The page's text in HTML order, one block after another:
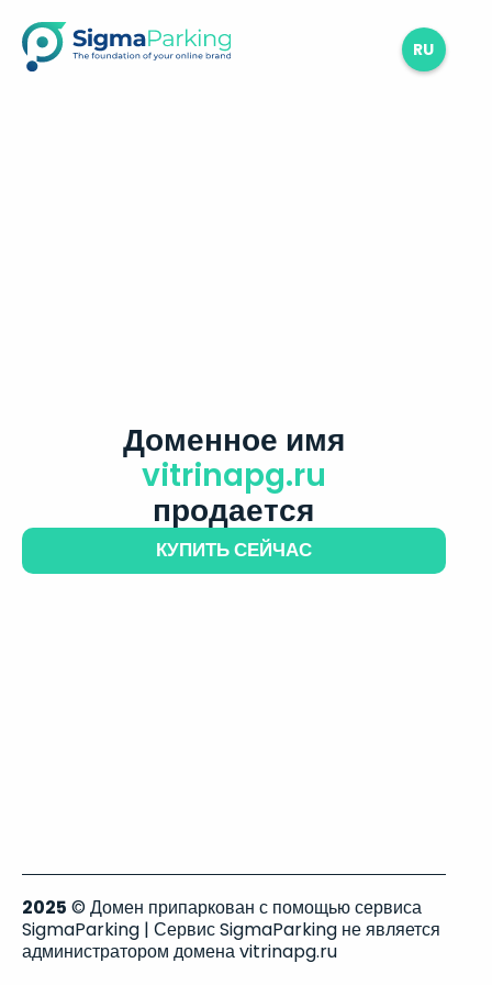
RU
Доменное имя
vitrinapg.ru
продается
КУПИТЬ СЕЙЧАС
2025 © Домен припаркован с помощью сервиса
SigmaParking | Сервис SigmaParking не является
администратором домена vitrinapg.ru